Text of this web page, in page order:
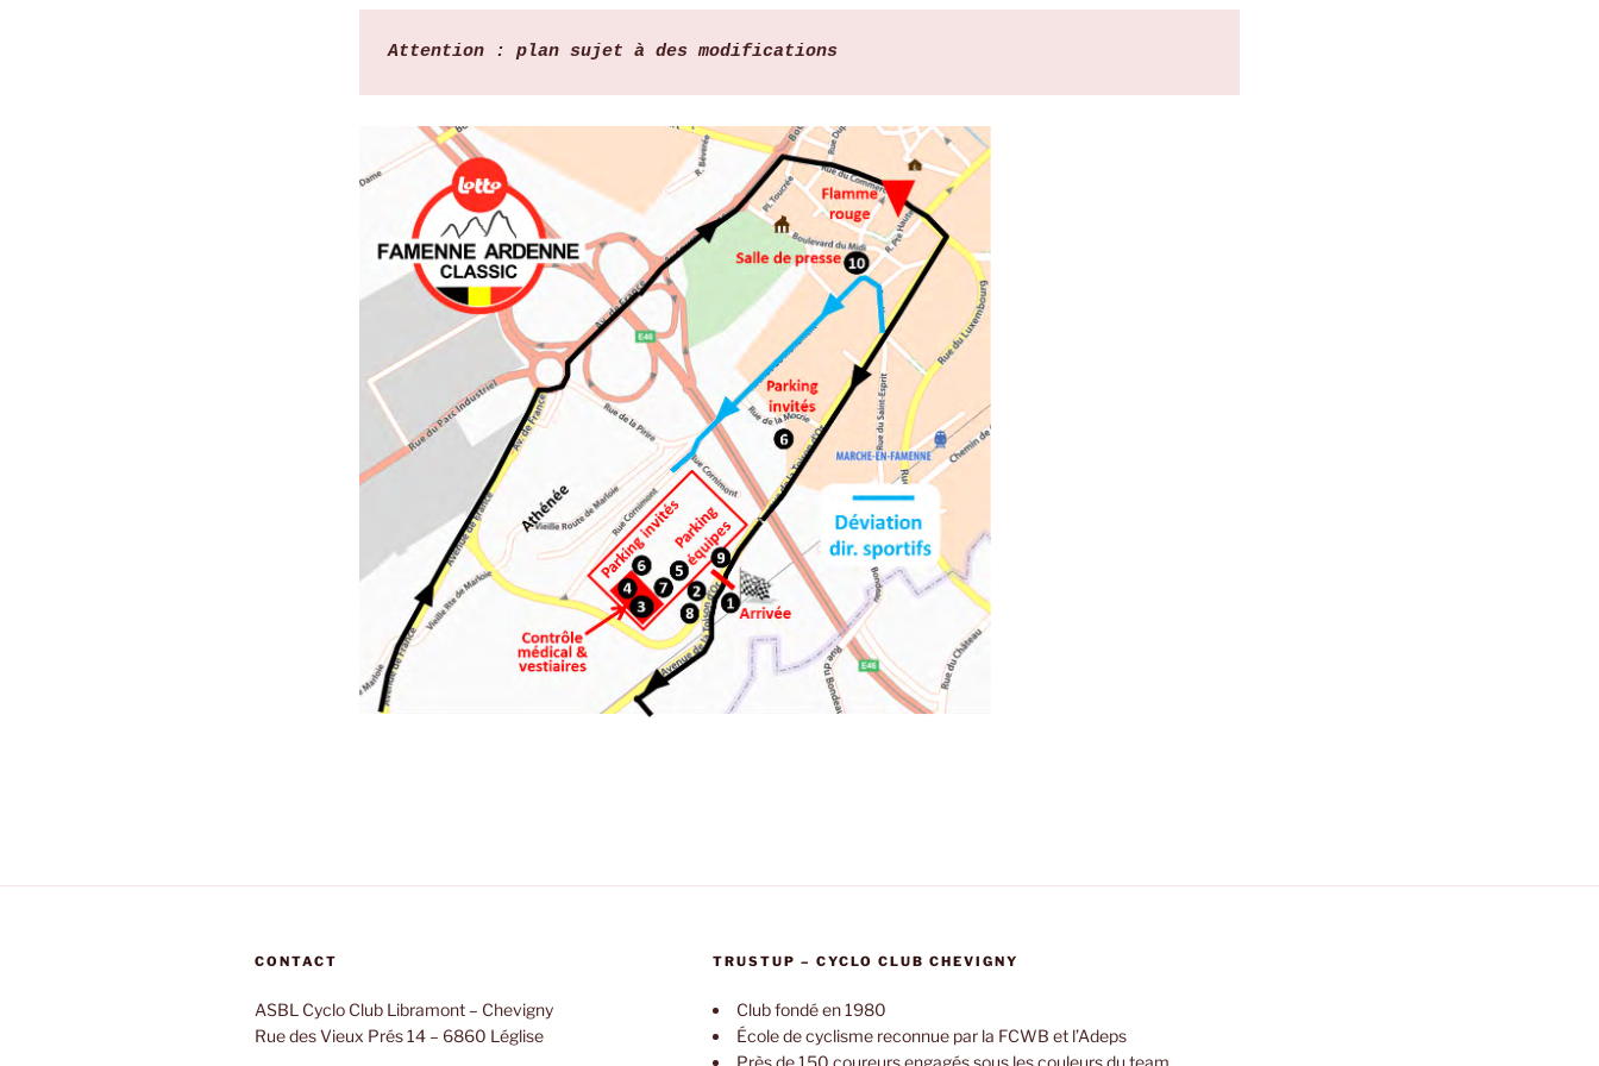
Attention : plan sujet à des modifications
CONTACT
ASBL Cyclo Club Libramont – Chevigny
Rue des Vieux Prés 14 – 6860 Léglise
TRUSTUP – CYCLO CLUB CHEVIGNY
Club fondé en 1980
École de cyclisme reconnue par la FCWB et l’Adeps
Près de 150 coureurs engagés sous les couleurs du team